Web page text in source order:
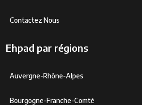
Contactez Nous
Ehpad par régions
Auvergne-Rhône-Alpes
Bourgogne-Franche-Comté